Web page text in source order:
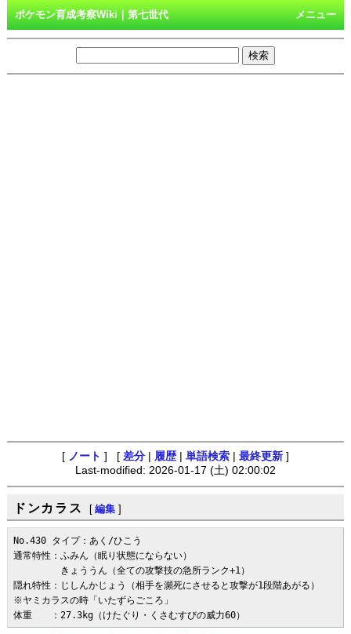
メニュー
ポケモン育成考察Wiki｜第七世代
[ ノート ] [ 差分 履歴 単語検索 最終更新 ]
Last-modified: 2026-01-17 (土) 02:00:02
ドンカラス [ 編集 ]
No.430 タイプ：あく/ひこう
通常特性：ふみん（眠り状態にならない）
きょううん（全ての攻撃技の急所ランク+1）
隠れ特性：じしんかじょう（相手を瀕死にさせると攻撃が1段階あがる）
※ヤミカラスの時「いたずらごころ」
体重　　：27.3kg（けたぐり・くさむすびの威力60）